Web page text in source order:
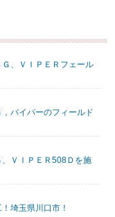
、ＶＩＰＥＲフェール
バイパーのフィールド
ＶＩＰＥＲ508Ｄを施
埼玉県川口市！